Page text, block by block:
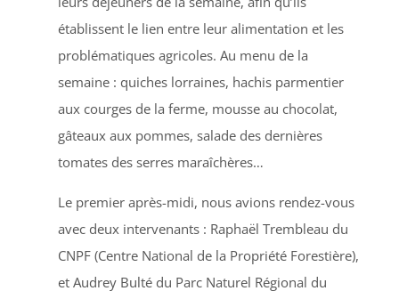
établissent le lien entre leur alimentation et les
problématiques agricoles. Au menu de la
semaine : quiches lorraines, hachis parmentier
aux courges de la ferme, mousse au chocolat,
gâteaux aux pommes, salade des dernières
tomates des serres maraîchères…
Le premier après-midi, nous avions rendez-vous
avec deux intervenants : Raphaël Trembleau du
CNPF (Centre National de la Propriété Forestière),
et Audrey Bulté du Parc Naturel Régional du